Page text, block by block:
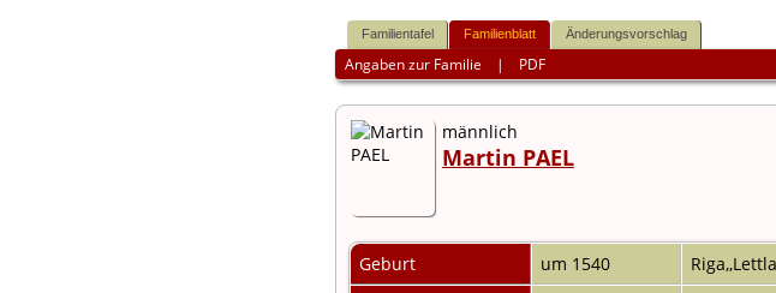
Familientafel Familienblatt Änderungsvorschlag
Angaben zur Familie | PDF
männlich
Martin PAEL
Geburt um 1540